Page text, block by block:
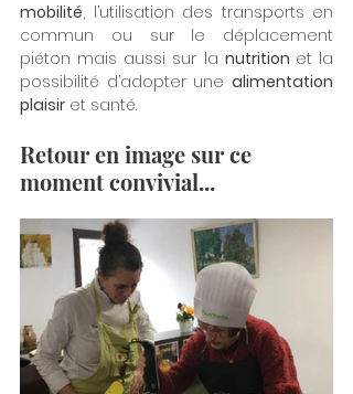
mobilité, l’utilisation des transports en
commun ou sur le déplacement
piéton mais aussi sur la nutrition et la
possibilité d’adopter une alimentation
plaisir et santé.
Retour en image sur ce
moment convivial...